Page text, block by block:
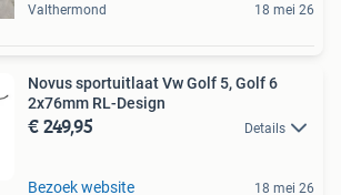
Valthermond 18 mei 26
Novus sportuitlaat Vw Golf 5, Golf 6
2x76mm RL-Design
€ 249,95 Details
Bezoek website 18 mei 26